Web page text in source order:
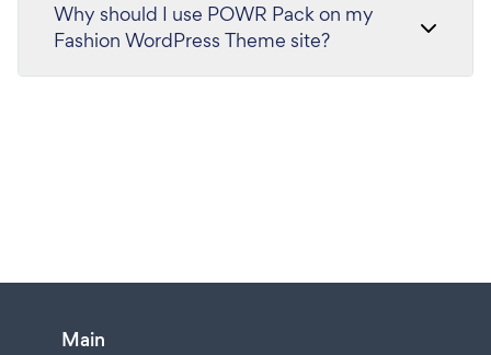
Why should I use POWR Pack on my
Fashion WordPress Theme site?
Main